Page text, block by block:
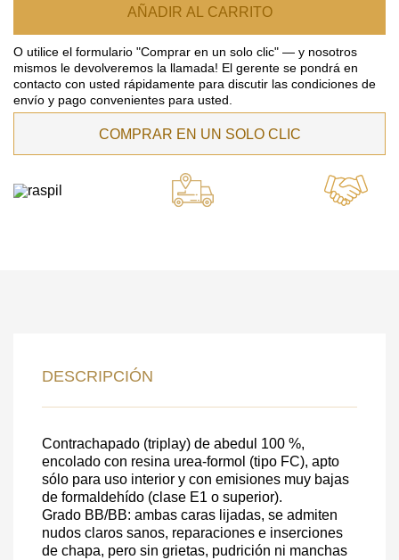
AÑADIR AL CARRITO
O utilice el formulario "Comprar en un solo clic" — y nosotros
mismos le devolveremos la llamada! El gerente se pondrá en
contacto con usted rápidamente para discutir las condiciones de
envío y pago convenientes para usted.
COMPRAR EN UN SOLO CLIC
DESCRIPCIÓN
Contrachapado (triplay) de abedul 100 %,
encolado con resina urea-formol (tipo FC), apto
sólo para uso interior y con emisiones muy bajas
de formaldehído (clase E1 o superior).
Grado BB/BB: ambas caras lijadas, se admiten
nudos claros sanos, reparaciones e inserciones
de chapa, pero sin grietas, pudrición ni manchas
DATOS PARA REVERTIR
COMUNICACIONES A PEDIDO
Nombre
Costo unitario:
Su pedido: